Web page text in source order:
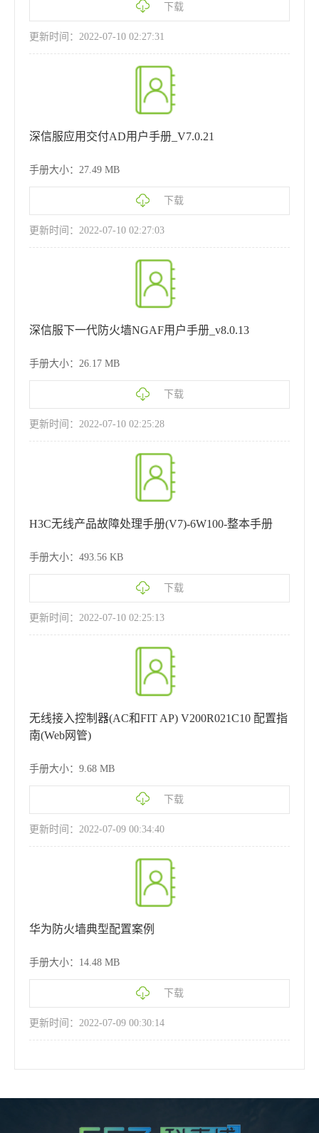
下载
更新时间：2022-07-10 02:27:31
深信服应用交付AD用户手册_V7.0.21
手册大小：27.49 MB
下载
更新时间：2022-07-10 02:27:03
深信服下一代防火墙NGAF用户手册_v8.0.13
手册大小：26.17 MB
下载
更新时间：2022-07-10 02:25:28
H3C无线产品故障处理手册(V7)-6W100-整本手册
手册大小：493.56 KB
下载
更新时间：2022-07-10 02:25:13
无线接入控制器(AC和FIT AP) V200R021C10 配置指
南(Web网管)
手册大小：9.68 MB
下载
更新时间：2022-07-09 00:34:40
华为防火墙典型配置案例
手册大小：14.48 MB
下载
更新时间：2022-07-09 00:30:14